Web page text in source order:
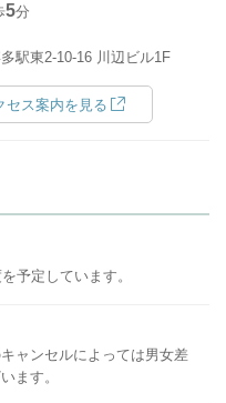
5分
駅東2-10-16 川辺ビル1F
セス案内を見る
予定しています。
ャンセルによっては男女差
ます。